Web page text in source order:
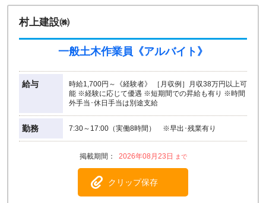
村上建設㈱
一般土木作業員《アルバイト》
給与
時給1,700円～《経験者》 ［月収例］月収38万円以上可
能 ※経験に応じて優遇 ※短期間での昇給も有り ※時間
外手当･休日手当は別途支給
勤務 7:30～17:00（実働8時間） ※早出･残業有り
2026年08月23日
クリップ保存